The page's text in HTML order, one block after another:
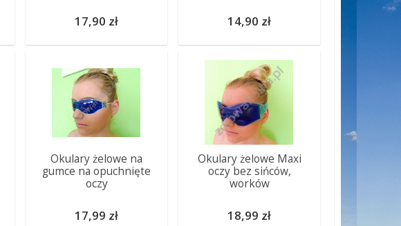
17,90 zł 14,90 zł
Okulary żelowe na
gumce na opuchnięte
oczy
17,99 zł
Okulary żelowe Maxi
oczy bez sińców,
worków
18,99 zł